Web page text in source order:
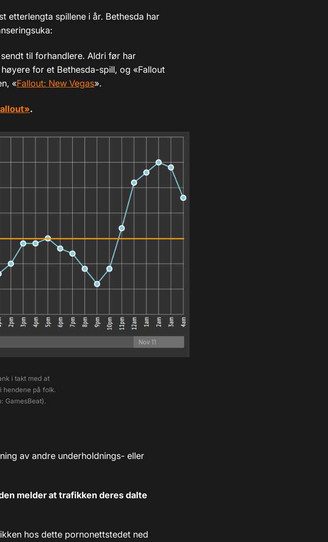
etterlengta spillene i år. Bethesda har
til forhandlere. Aldri før har
for et Bethesda-spill, og «Fallout
«Fallout: New Vegas».
.
i takt med at
hendene på folk.
GamesBeat).
av andre underholdnings- eller
melder at trafikken deres dalte
hos dette pornonettstedet ned